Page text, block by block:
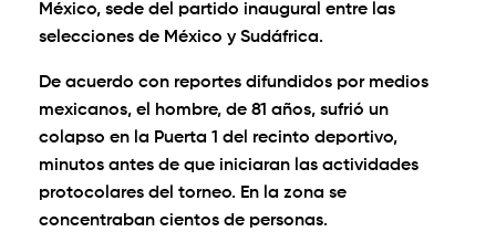
México, sede del partido inaugural entre las
selecciones de México y Sudáfrica.
De acuerdo con reportes difundidos por medios
mexicanos, el hombre, de 81 años, sufrió un
colapso en la Puerta 1 del recinto deportivo,
minutos antes de que iniciaran las actividades
protocolares del torneo. En la zona se
concentraban cientos de personas.